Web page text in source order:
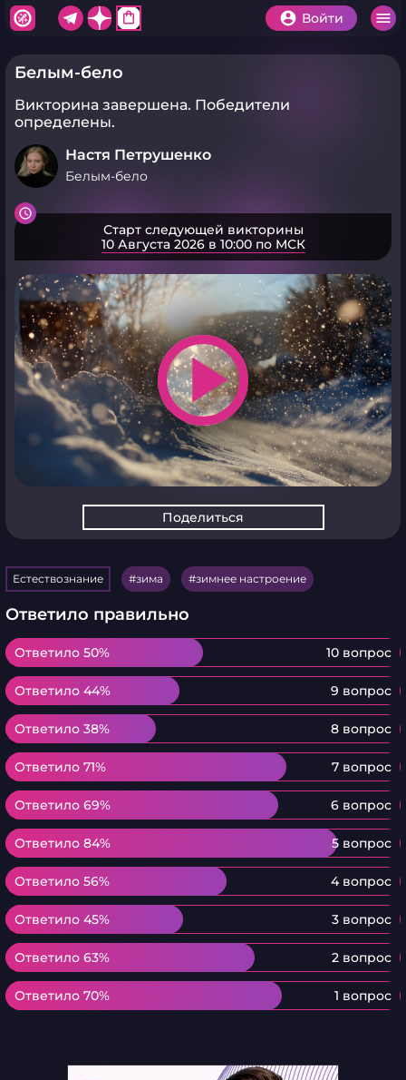
shopping_bag Войти
Белым-бело
Викторина завершена. Победители
определены.
Настя Петрушенко
Белым-бело
Старт следующей викторины
10 Августа 2026 в 10:00 по МСК
play_arrow
Поделиться
Естествознание зима зимнее настроение
Ответило правильно
Ответило 50% 10 вопрос
Ответило 50%
Ответило 44% 9 вопрос
Ответило 44%
Ответило 38% 8 вопрос
Ответило 38%
Ответило 71% 7 вопрос
Ответило 71%
Ответило 69% 6 вопрос
Ответило 69%
Ответило 84% 5 вопрос
Ответило 84%
Ответило 56% 4 вопрос
Ответило 56%
Ответило 45% 3 вопрос
Ответило 45%
Ответило 63% 2 вопрос
Ответило 63%
Ответило 70% 1 вопрос
Ответило 70%